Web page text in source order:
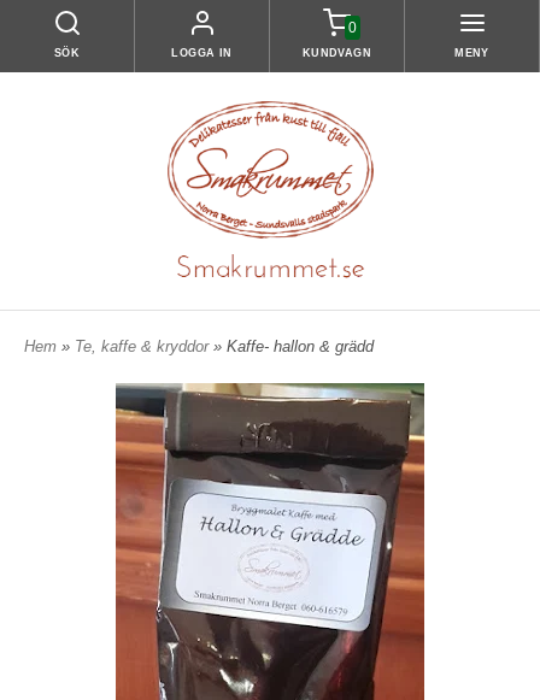
SÖK LOGGA IN
0
KUNDVAGN MENY
Hem » Te, kaffe & kryddor » Kaffe- hallon & grädd